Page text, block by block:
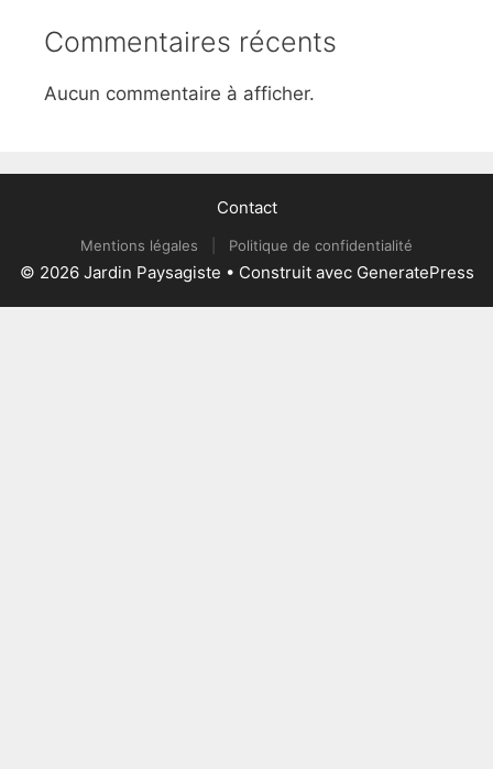
Commentaires récents
Aucun commentaire à afficher.
Contact
Mentions légales Politique de confidentialité
© 2026 Jardin Paysagiste • Construit avec GeneratePress